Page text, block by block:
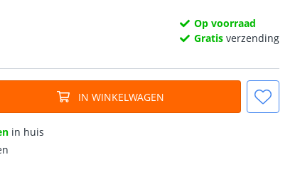
Op voorraad
Gratis verzending
IN WINKELWAGEN
in huis